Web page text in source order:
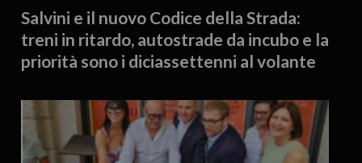
Salvini e il nuovo Codice della Strada:
treni in ritardo, autostrade da incubo e la
priorità sono i diciassettenni al volante